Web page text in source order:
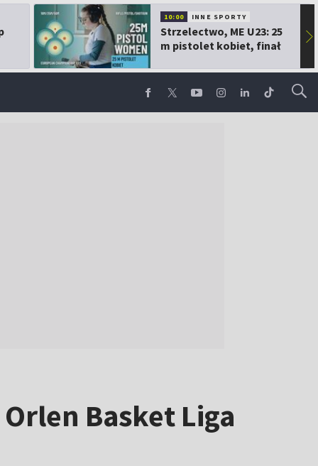
10:00 INNE SPORTY
Strzelectwo, ME U23: 25
m pistolet kobiet, finał
▶
Basket Liga